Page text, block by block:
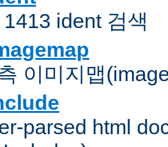
ident 검색
이미지맵
parsed html